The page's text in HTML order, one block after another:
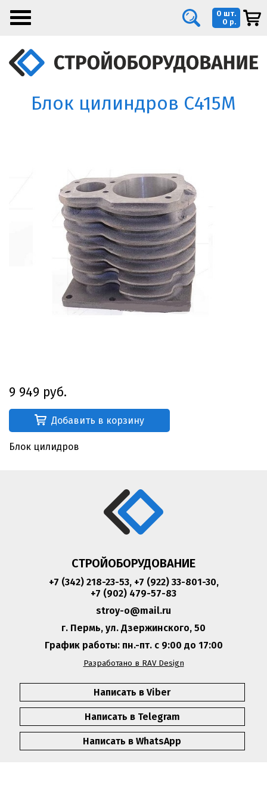
0 шт.
0 р.
Блок цилиндров С415М
9 949 руб.
Добавить в корзину
Блок цилидров
СТРОЙОБОРУДОВАНИЕ
+7 (342) 218-23-53, +7 (922) 33-801-30,
+7 (902) 479-57-83
stroy-o@mail.ru
г. Пермь, ул. Дзержинского, 50
График работы: пн.-пт. с 9:00 до 17:00
Разработано в RAV Design
Написать в Viber
Написать в Telegram
Написать в WhatsApp